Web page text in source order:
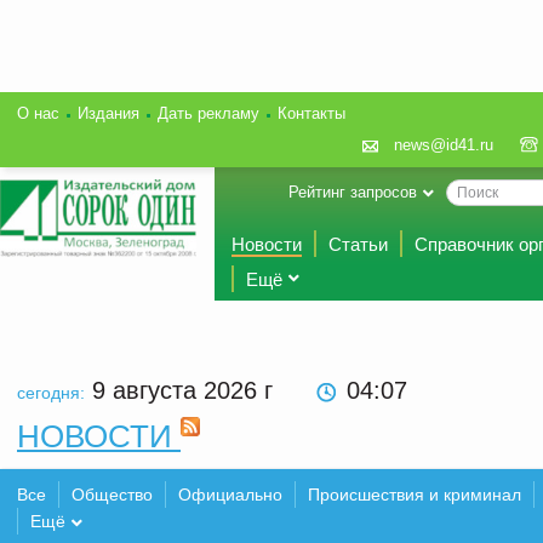
О нас Издания Дать рекламу
Контакты
news@id41.ru
Рейтинг запросов
Новости Статьи
Справочник
Ещё
сегодня: 9 августа 2026 г 04:07
НОВОСТИ
Все Общество Официально
Происшествия и криминал
Ещё